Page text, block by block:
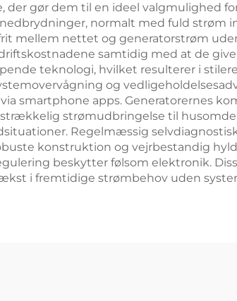
gør dem til en ideel valgmulighed
normalt med fuld strøm
mellem nettet og generatorstrøm
samtidig med at de
teknologi, hvilket resulterer i
og
smartphone apps. Generatorernes
strømudbringelse til
Regelmæssig
konstruktion og vejrbestandig
beskytter følsom elektronik.
i fremtidige strømbehov uden